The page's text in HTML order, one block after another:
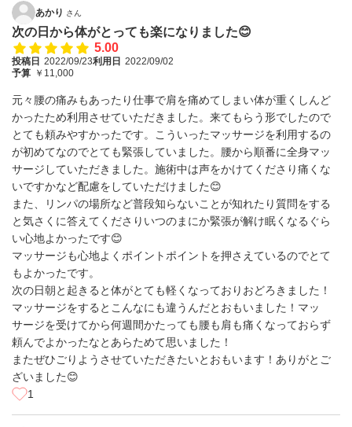
あかり さん
次の日から体がとっても楽になりました😊
5.00
投稿日 2022/09/23利用日 2022/09/02
予算 ￥11,000
元々腰の痛みもあったり仕事で肩を痛めてしまい体が重くしんど
かったため利用させていただきました。来てもらう形でしたので
とても頼みやすかったです。こういったマッサージを利用するの
が初めてなのでとても緊張していました。腰から順番に全身マッ
サージしていただきました。施術中は声をかけてくださり痛くな
いですかなど配慮をしていただけました😊
また、リンパの場所など普段知らないことが知れたり質問をする
と気さくに答えてくださりいつのまにか緊張が解け眠くなるぐら
い心地よかったです😊
マッサージも心地よくポイントポイントを押さえているのでとて
もよかったです。
次の日朝と起きると体がとても軽くなっておりおどろきました！
マッサージをするとこんなにも違うんだとおもいました！マッ
サージを受けてから何週間かたっても腰も肩も痛くなっておらず
頼んでよかったなとあらためて思いました！
またぜひごりようさせていただきたいとおもいます！ありがとご
ざいました😊
1